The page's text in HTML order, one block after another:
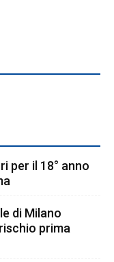
per il 18° anno
di Milano
prima